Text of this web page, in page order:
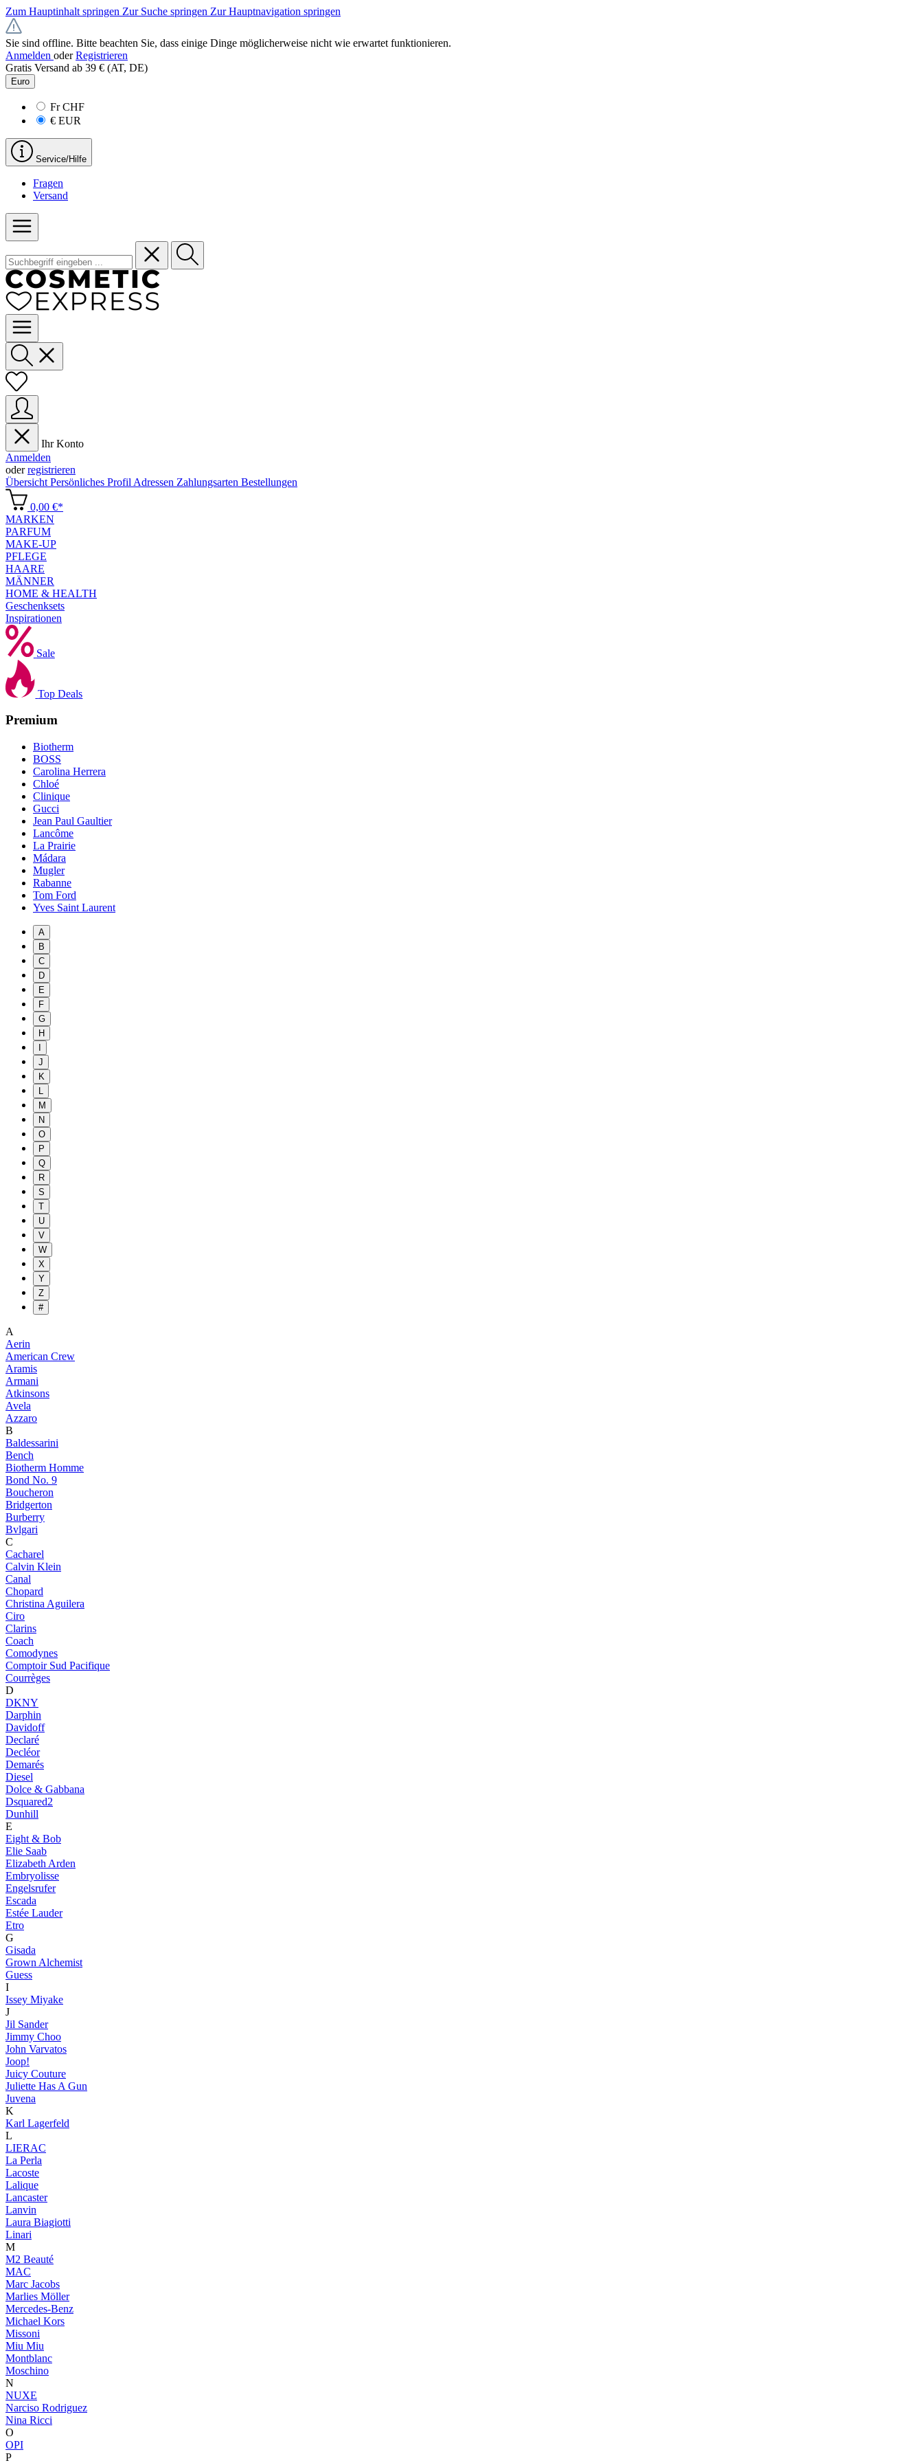
Zum Hauptinhalt springen Zur Suche springen Zur Hauptnavigation springen
Sie sind offline. Bitte beachten Sie, dass einige Dinge möglicherweise nicht wie erwartet funktionieren.
Anmelden oder Registrieren
Gratis Versand ab 39 € (AT, DE)
Euro
FrCHF
€ EUR
Service/Hilfe
Fragen
Versand
Ihr Konto
Anmelden
oderregistrieren
Übersicht Persönliches Profil Adressen Zahlungsarten Bestellungen
0,00 €*
MARKEN
PARFUM
MAKE-UP
PFLEGE
HAARE
MÄNNER
HOME & HEALTH
Geschenksets
Inspirationen
Sale
Top Deals
Premium
Biotherm
BOSS
Carolina Herrera
Chloé
Clinique
Gucci
Jean Paul Gaultier
Lancôme
La Prairie
Mádara
Mugler
Rabanne
Tom Ford
Yves Saint Laurent
A
B
C
D
E
F
G
H
J
K
L
M
N
O
P
Q
R
S
T
U
V
W
X
Y
Z
#
A
Aerin
American Crew
Aramis
Armani
Atkinsons
Avela
Azzaro
B
Baldessarini
Bench
Biotherm Homme
Bond No. 9
Boucheron
Bridgerton
Burberry
Bvlgari
C
Cacharel
Calvin Klein
Canal
Chopard
Christina Aguilera
Ciro
Clarins
Coach
Comodynes
Comptoir Sud Pacifique
Courrèges
D
DKNY
Darphin
Davidoff
Declaré
Decléor
Demarés
Diesel
Dolce & Gabbana
Dsquared2
Dunhill
E
Eight & Bob
Elie Saab
Elizabeth Arden
Embryolisse
Engelsrufer
Escada
Estée Lauder
Etro
G
Gisada
Grown Alchemist
Guess
I
Issey Miyake
J
Jil Sander
Jimmy Choo
John Varvatos
Joop!
Juicy Couture
Juliette Has A Gun
Juvena
K
Karl Lagerfeld
L
LIERAC
La Perla
Lacoste
Lalique
Lancaster
Lanvin
Laura Biagiotti
Linari
M
M2 Beauté
MAC
Marc Jacobs
Marlies Möller
Mercedes-Benz
Michael Kors
Missoni
Miu Miu
Montblanc
Moschino
N
NUXE
Narciso Rodriguez
Nina Ricci
O
OPI
P